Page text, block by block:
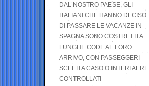
DAL NOSTRO PAESE, GLI
ITALIANI CHE HANNO DECISO
DI PASSARE LE VACANZE IN
SPAGNA SONO COSTRETTI A
LUNGHE CODE AL LORO
ARRIVO, CON PASSEGGERI
SCELTI A CASO O INTERI AEREI
CONTROLLATI